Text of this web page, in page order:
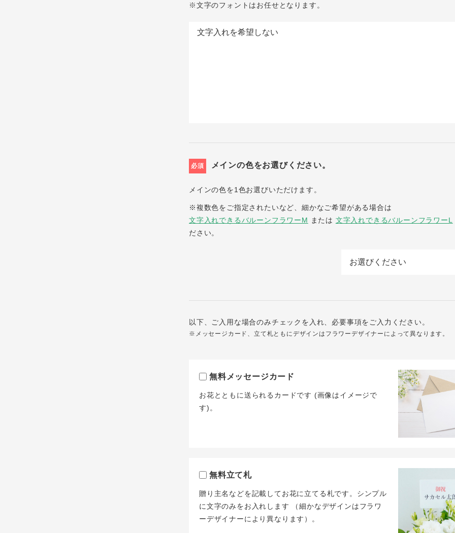
※文字のフォントはお任せとなります。
必須 メインの色をお選びください。
メインの色を1色お選びいただけます。
※複数色をご指定されたいなど、細かなご希望がある場合は
文字入れできるバルーンフラワーM
または 文字入れできるバルーンフラワーL
ださい。
以下、ご入用な場合のみチェックを入れ、必要事項をご入力ください。
※メッセージカード、立て札ともにデザインはフラワーデザイナーによって異なります。
無料メッセージカード
お花とともに送られるカードです (画像はイメージで
す)。
無料立て札
贈り主名などを記載してお花に立てる札です。シンプル
に文字のみをお入れします （細かなデザインはフラワ
ーデザイナーにより異なります）。